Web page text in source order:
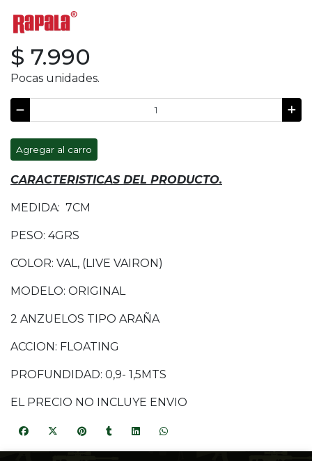
$ 7.990
Pocas unidades.
Agregar al carro
CARACTERISTICAS DEL PRODUCTO.
MEDIDA: 7CM
PESO: 4GRS
COLOR: VAL, (LIVE VAIRON)
MODELO: ORIGINAL
2 ANZUELOS TIPO ARAÑA
ACCION: FLOATING
PROFUNDIDAD: 0,9- 1,5MTS
EL PRECIO NO INCLUYE ENVIO